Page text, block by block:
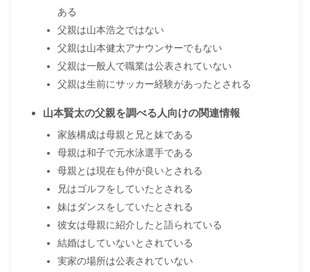
ある
父親は山本浩之ではない
父親は山本健太アナウンサーでもない
父親は一般人で職業は公表されていない
父親は生前にサッカー経験があったとされる
山本賢太の父親を調べる人向けの関連情報
家族構成は母親と兄と妹である
母親は和子で元水泳選手である
母親とは現在も仲が良いとされる
兄はゴルフをしていたとされる
妹はダンスをしていたとされる
彼女は母親に紹介したと語られている
結婚はしていないとされている
実家の場所は公表されていない